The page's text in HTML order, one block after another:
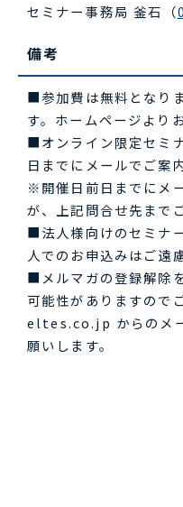
セミナー事務局 釜石（
備考
■参加費は無料となり
す。ホームページより
■オンライン限定セミ
日までにメールでご案
※開催日前日までにメ
が、上記問合せ先まで
■法人様向けのセミナ
人でのお申込みはご遠
■メルマガの登録解除
可能性がありますので
eltes.co.jp からのメ
願いします。